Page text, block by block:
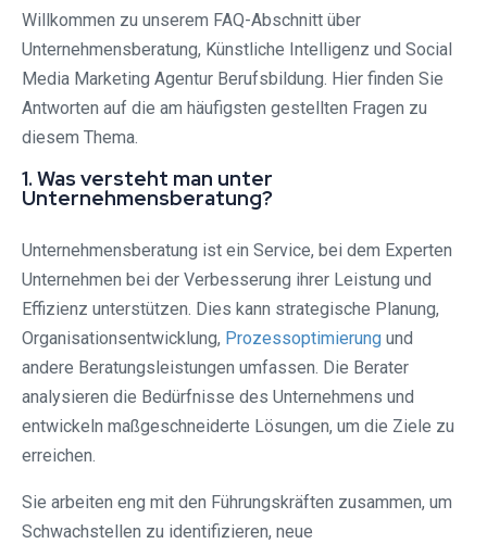
Willkommen zu unserem FAQ-Abschnitt über
Unternehmensberatung, Künstliche Intelligenz und Social
Media Marketing Agentur Berufsbildung. Hier finden Sie
Antworten auf die am häufigsten gestellten Fragen zu
diesem Thema.
1. Was versteht man unter
Unternehmensberatung?
Unternehmensberatung ist ein Service, bei dem Experten
Unternehmen bei der Verbesserung ihrer Leistung und
Effizienz unterstützen. Dies kann strategische Planung,
Organisationsentwicklung, Prozessoptimierung und
andere Beratungsleistungen umfassen. Die Berater
analysieren die Bedürfnisse des Unternehmens und
entwickeln maßgeschneiderte Lösungen, um die Ziele zu
erreichen.
Sie arbeiten eng mit den Führungskräften zusammen, um
Schwachstellen zu identifizieren, neue